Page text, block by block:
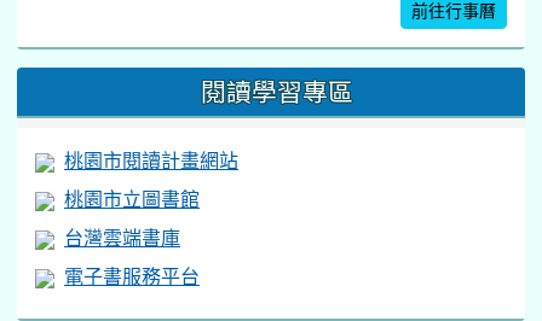
前往行事曆
閱讀學習專區
桃園市閱讀計畫網站
桃園市立圖書館
台灣雲端書庫
電子書服務平台